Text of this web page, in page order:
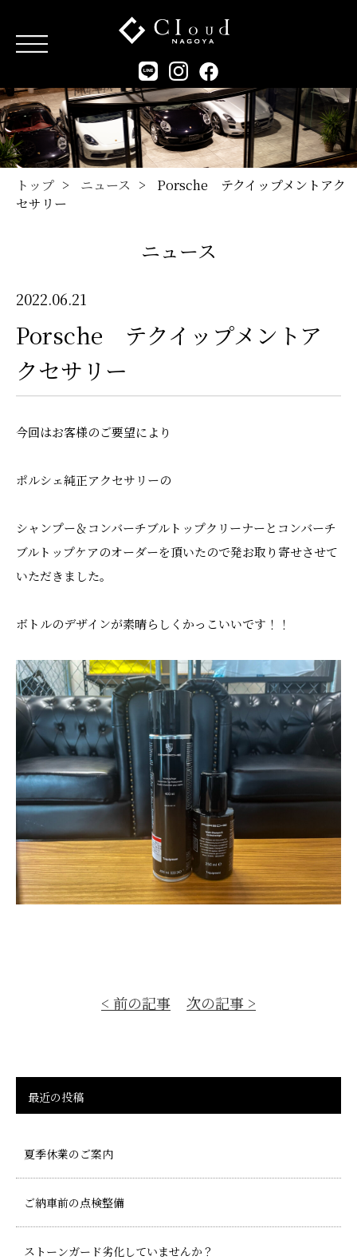
トップ ニュース
Porsche テクイップメントアク
セサリー
ニュース
2022.06.21
Porsche テクイップメントア
クセサリー
今回はお客様のご要望により
ポルシェ純正アクセサリーの
シャンプー＆コンバーチブルトップクリーナーとコンバーチ
ブルトップケアのオーダーを頂いたので発お取り寄せさせて
いただきました。
ボトルのデザインが素晴らしくかっこいいです！！
< 前の記事 次の記事 >
最近の投稿
夏季休業のご案内
ご納車前の点検整備
ストーンガード劣化していませんか？